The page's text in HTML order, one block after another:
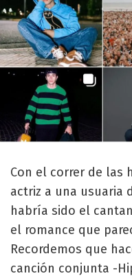
Con el correr de las
actriz a una usuaria
habría sido el
el romance que
Recordemos que
canción conjunta -